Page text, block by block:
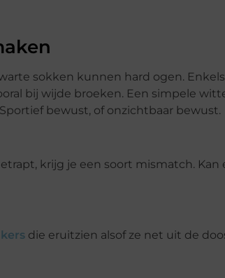
sokken kunnen hard ogen.
bij wijde broeken. Een simpele
bewust, of onzichtbaar bewust.
krijg je een soort mismatch. Kan
die eruitzien alsof ze net uit de